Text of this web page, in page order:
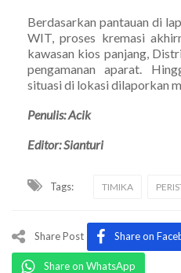
Berdasarkan pantauan di
WIT, proses kremasi
kawasan kios panjang,
pengamanan aparat.
situasi di lokasi dilaporkan
Penulis: Acik
Editor: Sianturi
Tags: TIMIKA
Share Post Share on
Share on WhatsApp